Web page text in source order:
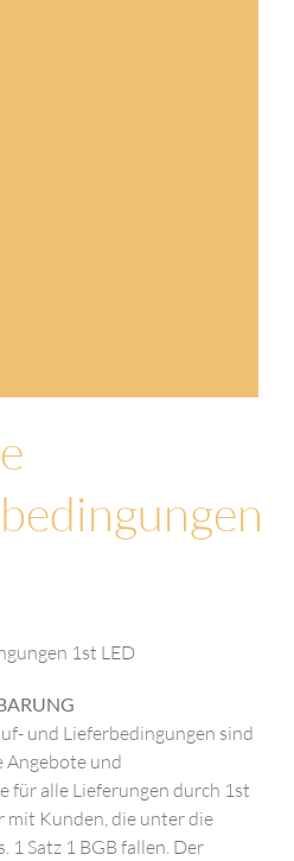
1st LED
und Lieferbedingungen sind
Angebote und
für alle Lieferungen durch 1st
mit Kunden, die unter die
1 Satz 1 BGB fallen. Der